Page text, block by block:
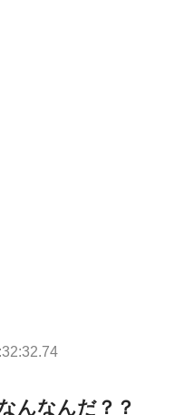
んなんだ？？